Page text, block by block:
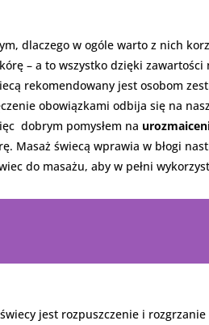
dlaczego w ogóle warto z nich
– a to wszystko dzięki zawartości
rekomendowany jest osobom
obowiązkami odbija się na
dobrym pomysłem na
Masaż świecą wprawia w błogi
do masażu, aby w pełni
jest rozpuszczenie i